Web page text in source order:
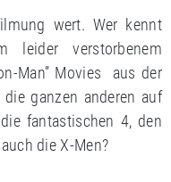
wert. Wer kennt
leider verstorbenem
Man” Movies aus der
ganzen anderen auf
fantastischen 4, den
die X-Men?